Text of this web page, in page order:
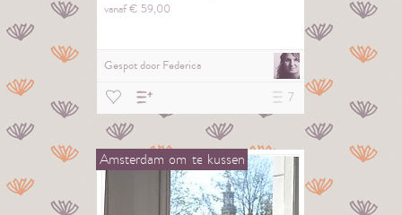
vanaf € 59,00
Gespot door Federica
7
Amsterdam om te kussen